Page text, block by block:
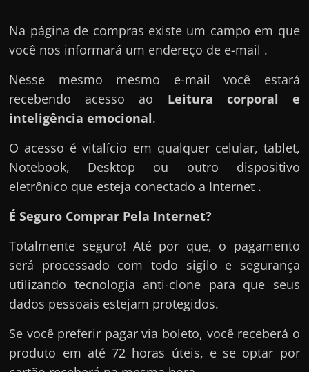
Na página de compras existe um campo em que
você nos informará um endereço de e-mail .
Nesse mesmo mesmo e-mail você estará
recebendo acesso ao Leitura corporal e
inteligência emocional.
O acesso é vitalício em qualquer celular, tablet,
Notebook, Desktop ou outro dispositivo
eletrônico que esteja conectado a Internet .
É Seguro Comprar Pela Internet?
Totalmente seguro! Até por que, o pagamento
será processado com todo sigilo e segurança
utilizando tecnologia anti-clone para que seus
dados pessoais estejam protegidos.
Se você preferir pagar via boleto, você receberá o
produto em até 72 horas úteis, e se optar por